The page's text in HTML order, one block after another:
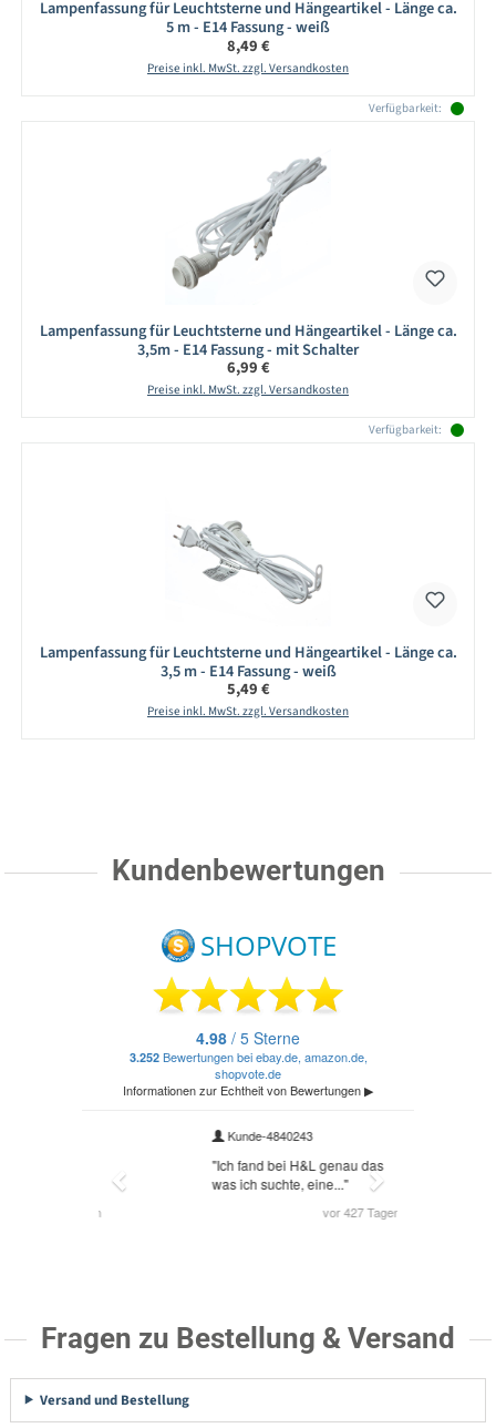
Lampenfassung für Leuchtsterne und Hängeartikel - Länge ca.
5 m - E14 Fassung - weiß
Regulärer Preis:
8,49 €
Preise inkl. MwSt. zzgl. Versandkosten
Verfügbarkeit:
Lampenfassung für Leuchtsterne und Hängeartikel - Länge ca.
3,5m - E14 Fassung - mit Schalter
Regulärer Preis:
6,99 €
Preise inkl. MwSt. zzgl. Versandkosten
Verfügbarkeit:
Lampenfassung für Leuchtsterne und Hängeartikel - Länge ca.
3,5 m - E14 Fassung - weiß
Regulärer Preis:
5,49 €
Preise inkl. MwSt. zzgl. Versandkosten
Kundenbewertungen
Fragen zu Bestellung & Versand
Versand und Bestellung